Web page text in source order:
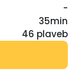
-
35min
46 plaveb